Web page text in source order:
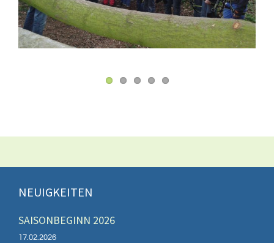
NEUIGKEITEN
SAISONBEGINN 2026
17.02.2026